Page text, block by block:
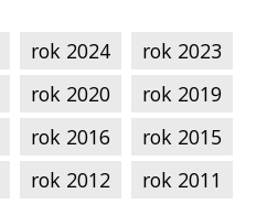
rok 2024
rok 2023
rok 2020
rok 2019
rok 2016
rok 2015
rok 2012 rok 2011